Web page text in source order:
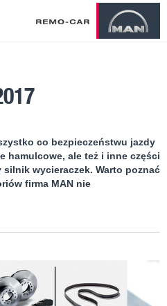
co bezpieczeństwu jazdy
hamulcowe, ale też i inne części
wycieraczek. Warto poznać
firma MAN nie